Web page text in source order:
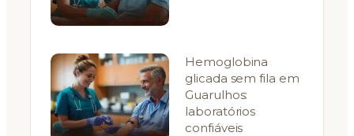
Hemoglobina
glicada sem fila em
Guarulhos:
laboratórios
confiáveis